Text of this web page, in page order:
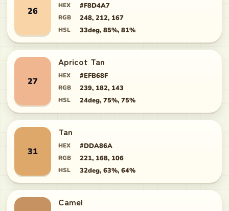
26
HEX #F8D4A7
RGB 248, 212, 167
HSL 33deg, 85%, 81%
27
Apricot Tan
HEX #EFB68F
RGB 239, 182, 143
HSL 24deg, 75%, 75%
31
Tan
HEX #DDA86A
RGB 221, 168, 106
HSL 32deg, 63%, 64%
Camel